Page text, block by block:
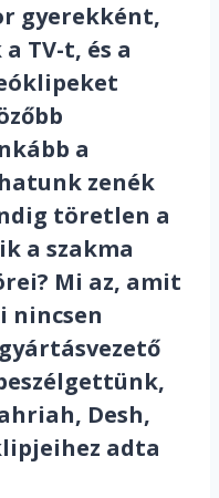
gyerekként,
TV-t, és a
a
zenék
töretlen a
a szakma
Mi az, amit
nincsen
, Desh,
adta